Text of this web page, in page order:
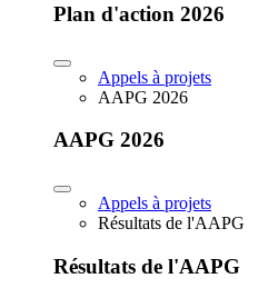
Plan d'action 2026
Appels à projets
AAPG 2026
AAPG 2026
Appels à projets
Résultats de l'AAPG
Résultats de l'AAPG